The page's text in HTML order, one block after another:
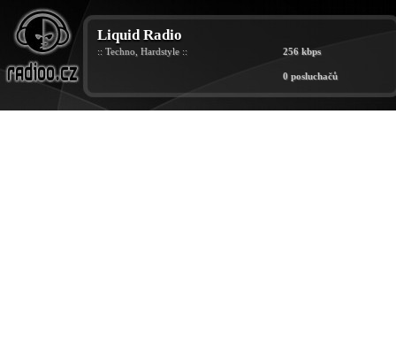
Liquid Radio
:: Techno, Hardstyle :: 256 kbps
0 posluchačů